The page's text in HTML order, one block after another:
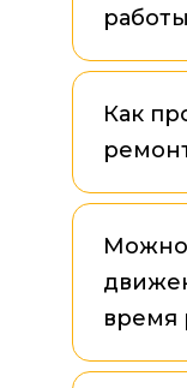
Как
Можно
время